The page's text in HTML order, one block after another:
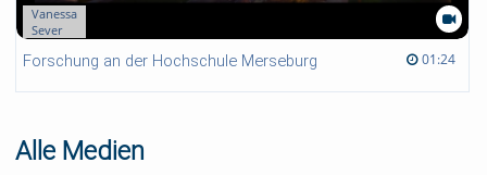
Vanessa
Sever
Forschung an der Hochschule Merseburg 01:24
01:24 duration
Alle Medien